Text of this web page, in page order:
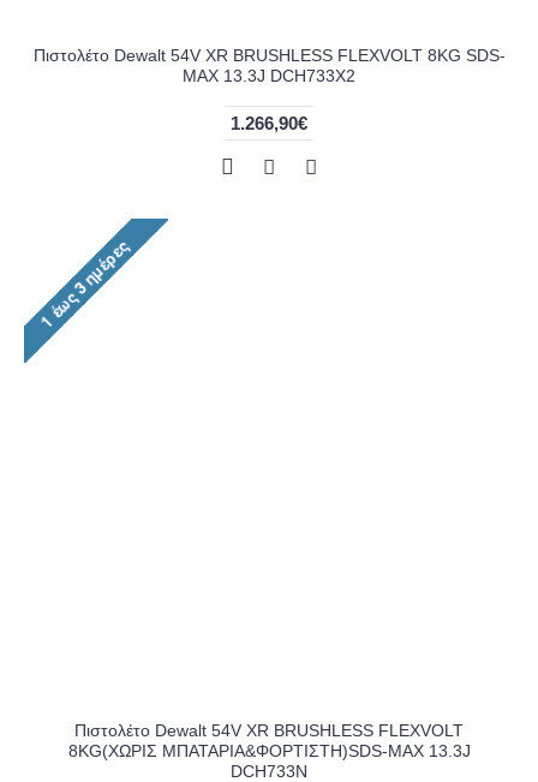
Πιστολέτο Dewalt 54V XR BRUSHLESS FLEXVOLT 8KG SDS-
MAX 13.3J DCH733X2
1.266,90€
Πιστολέτο Dewalt 54V XR BRUSHLESS FLEXVOLT
8KG(ΧΩΡΙΣ ΜΠΑΤΑΡΙΑ&ΦΟΡΤΙΣΤΗ)SDS-MAX 13.3J
DCH733N